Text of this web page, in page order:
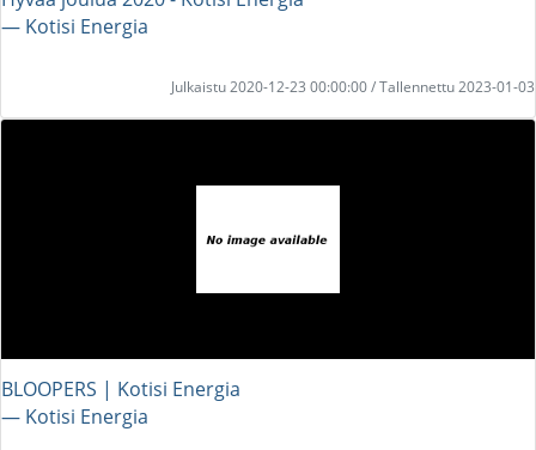
― Kotisi Energia
Julkaistu 2020-12-23 00:00:00 / Tallennettu 2023-01-03
BLOOPERS | Kotisi Energia
― Kotisi Energia